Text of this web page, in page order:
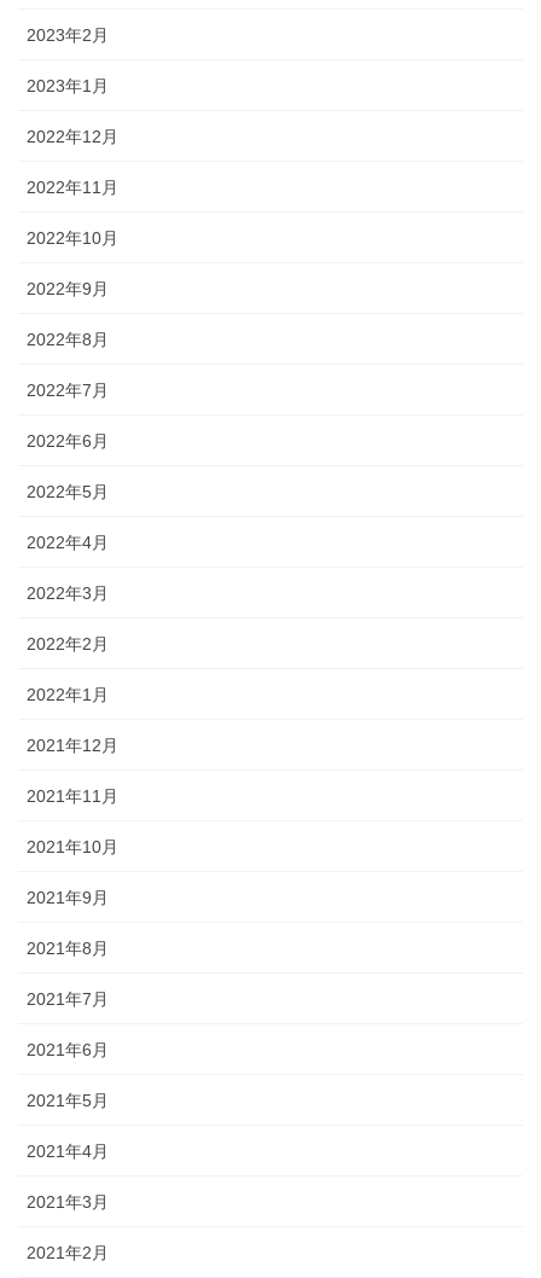
2023年2月
2023年1月
2022年12月
2022年11月
2022年10月
2022年9月
2022年8月
2022年7月
2022年6月
2022年5月
2022年4月
2022年3月
2022年2月
2022年1月
2021年12月
2021年11月
2021年10月
2021年9月
2021年8月
2021年7月
2021年6月
2021年5月
2021年4月
2021年3月
2021年2月